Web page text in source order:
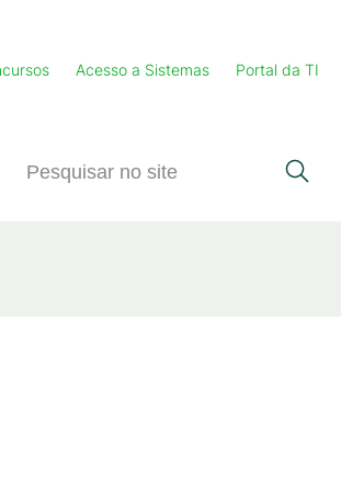
Acesso a Sistemas Portal da TI